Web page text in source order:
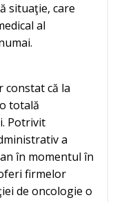
situaţie, care
al
constat că la
totală
Potrivit
a
în momentul în
firmelor
de oncologie o